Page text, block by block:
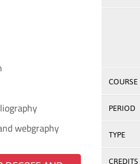
webgraphy
COURSE
PERIOD
TYPE